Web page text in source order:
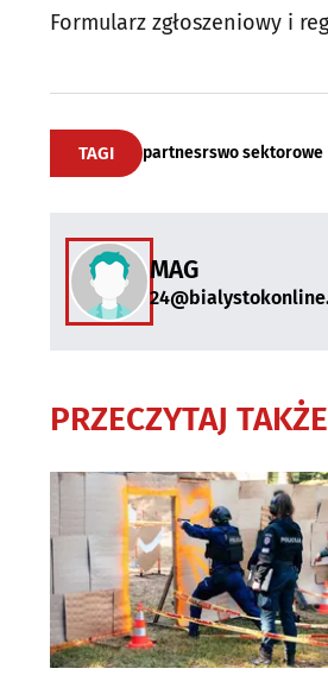
Formularz zgłoszeniowy i
TAGI partnesrswo sektorowe
MAG
PRZECZYTAJ TAKŻE